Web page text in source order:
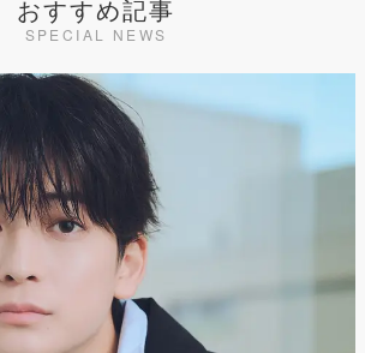
おすすめ記事
SPECIAL NEWS